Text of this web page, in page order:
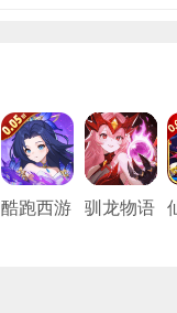
酷跑西游
驯龙物语